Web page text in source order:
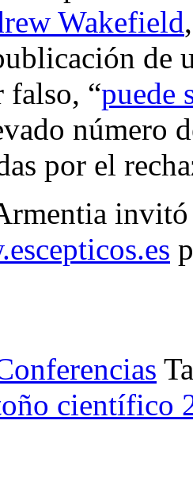
Wakefield
de
falso, “puede
número
por el
científico